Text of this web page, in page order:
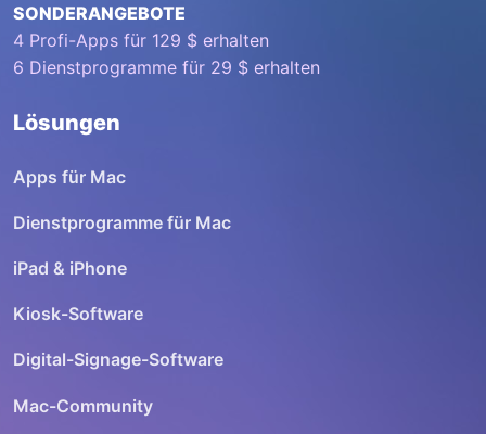
SONDERANGEBOTE
4 Profi-Apps für 129 $ erhalten
6 Dienstprogramme für 29 $ erhalten
Lösungen
Apps für Mac
Dienstprogramme für Mac
iPad & iPhone
Kiosk-Software
Digital-Signage-Software
Mac-Community